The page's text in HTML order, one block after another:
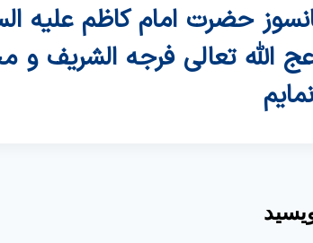
حضرت امام کاظم علیه
عج الله تعالی فرجه